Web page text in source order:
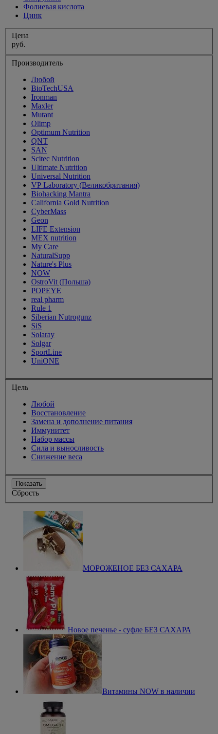
Фолиевая кислота
Цинк
Цена
руб.
Производитель
Любой
BioTechUSA
Ironman
Maxler
Mutant
Olimp
Optimum Nutrition
QNT
SAN
Scitec Nutrition
Ultimate Nutrition
Universal Nutrition
VP Laboratory (Великобритания)
Biohacking Mantra
California Gold Nutrition
CyberMass
Geon
LIFE Extension
MEX nutrition
My Care
NaturalSupp
Nature's Plus
NOW
OstroVit (Польша)
POPEYE
real pharm
Rule 1
Siberian Nutrogunz
SiS
Solaray
Solgar
SportLine
UniONE
Цель
Любой
Восстановление
Замена и дополнение питания
Иммунитет
Набор массы
Сила и выносливость
Снижение веса
Показать
Сбрость
МОРОЖЕНОЕ БЕЗ САХАРА
Новое печенье - суфле БЕЗ САХАРА
Витамины NOW в наличии